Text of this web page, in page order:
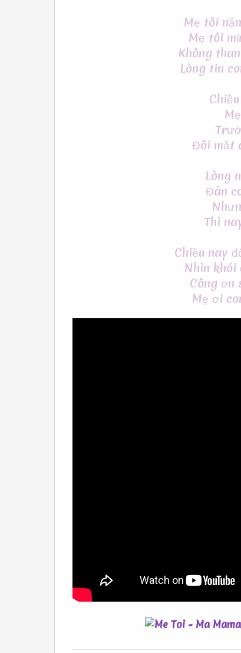
Mẹ tôi
Mẹ tôi
Không
Lòng tin
Đôi mắt
Lòng
Đàn
Thì
Chiều nay
Nhìn khói
Công ơn
Mẹ ơi